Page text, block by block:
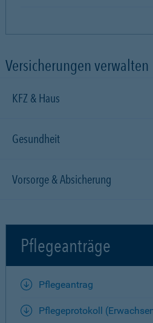
Versicherungen verwalten
KFZ & Haus
Gesundheit
Vorsorge & Absicherung
Pflegeanträge
Pflegeantrag
Pflegeprotokoll